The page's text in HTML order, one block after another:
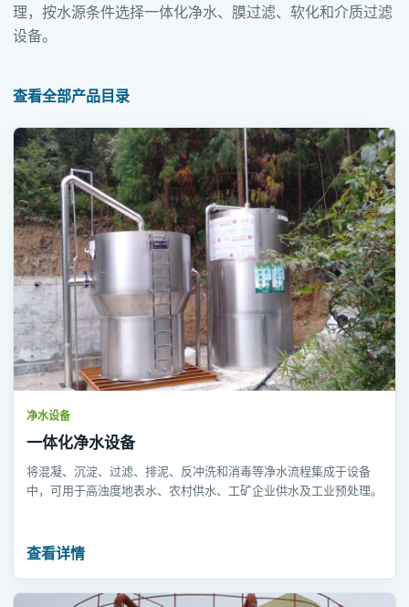
理，按水源条件选择一体化净水、膜过滤、软化和介质过滤
设备。
查看全部产品目录
净水设备
一体化净水设备
将混凝、沉淀、过滤、排泥、反冲洗和消毒等净水流程集成于设备
中，可用于高浊度地表水、农村供水、工矿企业供水及工业预处理。
查看详情